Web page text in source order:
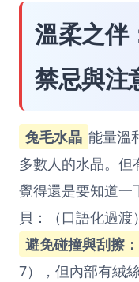
溫柔之伴
禁忌與注
兔毛水晶 能量溫
多數人的水晶。
覺得還是要知道一
貝：（口語化過渡）
避免碰撞與刮擦：
7），但內部有絨